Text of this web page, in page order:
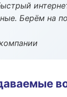
Берём на